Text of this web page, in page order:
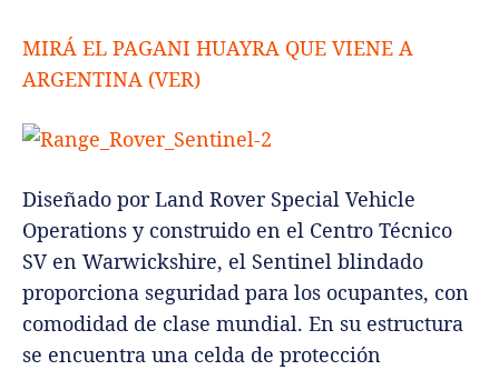
MIRÁ EL PAGANI HUAYRA QUE VIENE A
ARGENTINA (VER)
Diseñado por Land Rover Special Vehicle
Operations y construido en el Centro Técnico
SV en Warwickshire, el Sentinel blindado
proporciona seguridad para los ocupantes, con
comodidad de clase mundial. En su estructura
se encuentra una celda de protección